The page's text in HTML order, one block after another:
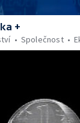
+
Společnost